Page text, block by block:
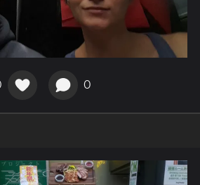
0